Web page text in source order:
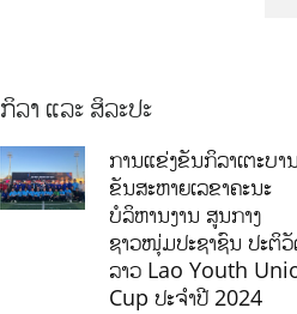
ກິລາ ແລະ ສິລະປະ
ການແຂ່ງຂັນກິລາເຕະບາ
ຂັນສະຫາຍເລຂາຄະນະ
ບໍລິຫານງານ ສູນກາງ
ຊາວໜຸ່ມປະຊາຊົນ ປະຕິ
ລາວ Lao Youth
Cup ປະຈຳປີ 2024